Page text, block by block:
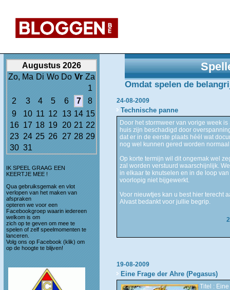
Augustus 2026
Zo, Ma Di Wo Do Vr Za
1
2
3 4 5 6 7
8
9
10 11 12 13 14 15
16 17 18 19 20 21 22
23 24 25 26 27 28 29
30 31
IK SPEEL GRAAG EEN
KEERTJE MEE !
Qua gebruiksgemak en vlot
verlopen van het maken van
afspraken
opteren we voor een
Facebookgroep waarin iedereen
welkom is om
zich op te geven om mee te
spelen of zelf speelmomenten te
lanceren.
Volg ons op Facebook (klik) om
op de hoogte te blijven!
Omdat spelen de
24-08-2009
Technische panne
Door het stormweer van vorige week
huis zijn beschadigd door
dat er in de eerste plaats héél wat
nog wel kunnen gered worden
Op korte termijn wil dit ongemak wel
zal worden verstuurd waarschijnlijk.
in elkaar te knutselen en in de loop
voorlopig niet bijgewerkt.
Voor nieuwtjes kan u best hier terecht
Alvast bedankt voor jullie begrip.
19-08-2009
Eine Frage der Ahre (Pegasus)
Titel :